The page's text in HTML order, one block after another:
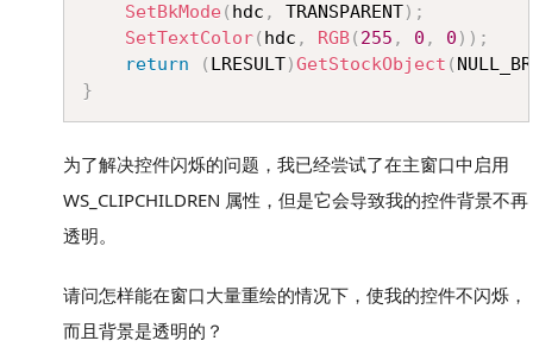
SetBkMode( hdc , TRANSPARENT) ;
SetTextColor( hdc , RGB( 255 , 0 , 0 ) ) ;
return
( LRESULT)GetStockObject (
}
为了解决控件闪烁的问题，我已经尝试了在主窗口中启用
WS_CLIPCHILDREN 属性，但是它会导致我的控件背景不再
透明。
请问怎样能在窗口大量重绘的情况下，使我的控件不闪烁，
而且背景是透明的？